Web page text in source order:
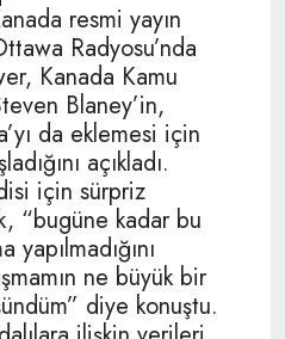
resmi yayın
Radyosu’nda
Kanada Kamu
Blaney’in,
da eklemesi için
açıkladı.
için sürpriz
“bugüne kadar bu
yapılmadığını
ne büyük bir
diye konuştu.